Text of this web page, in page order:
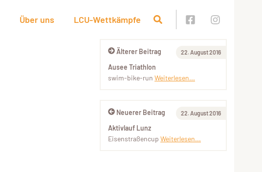
Über uns LCU-Wettkämpfe
Älterer Beitrag 22. August 2016
Ausee Triathlon
swim-bike-run Weiterlesen...
Neuerer Beitrag 22. August 2016
Aktivlauf Lunz
Eisenstraßencup Weiterlesen...